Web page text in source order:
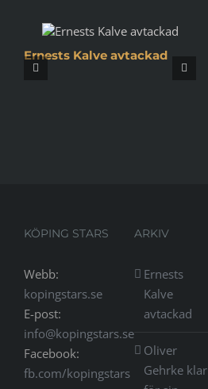
Ernests Kalve avtackad
KÖPING STARS
Webb:
kopingstars.se
E-post:
info@kopingstars.se
Facebook:
fb.com/kopingstars
ARKIV
Ernests
Kalve
avtackad
Oliver
Gehrke klar